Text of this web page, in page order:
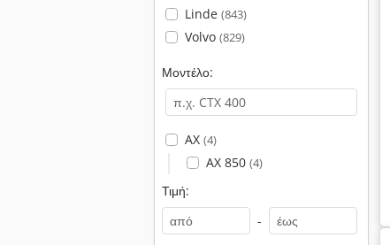
Linde (843)
Volvo (829)
Μοντέλο:
AX (4)
AX 850 (4)
Τιμή:
-